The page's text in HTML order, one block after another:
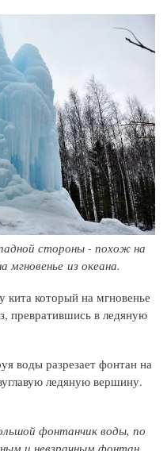
стороны - похож на
из океана.
который на мгновенье
превратившись в ледяную
воды разрезает фонтан на
ледяную вершину.
фонтанчик воды, по
и невзрачным фонтан